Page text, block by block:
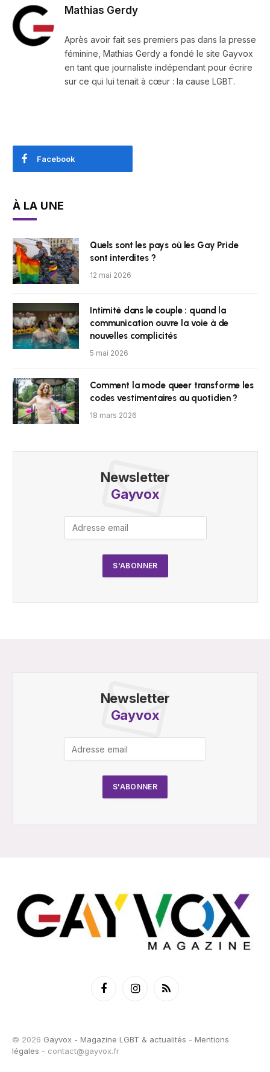
Mathias Gerdy
Après avoir fait ses premiers pas dans la presse
féminine, Mathias Gerdy a fondé le site Gayvox
en tant que journaliste indépendant pour écrire
sur ce qui lui tenait à cœur : la cause LGBT.
Facebook
À LA UNE
Quels sont les pays où les Gay Pride
sont interdites ?
12 mai 2026
Intimité dans le couple : quand la
communication ouvre la voie à de
nouvelles complicités
5 mai 2026
Comment la mode queer transforme les
codes vestimentaires au quotidien ?
18 mars 2026
Newsletter
Gayvox
Newsletter
Gayvox
FacebookInstagramRSS
© 2026 Gayvox - Magazine LGBT & actualités - Mentions
légales - contact@gayvox.fr